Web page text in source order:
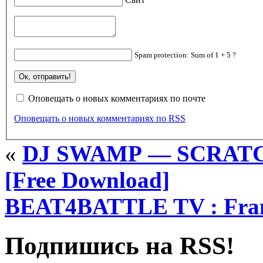
Spam protection: Sum of 1 + 5 ?
Оповещать о новых комментариях по почте
Оповещать о новых комментариях по RSS
« DJ SWAMP —
[Free Download]
BEAT4BATTLE TV :
Подпишись на RSS!